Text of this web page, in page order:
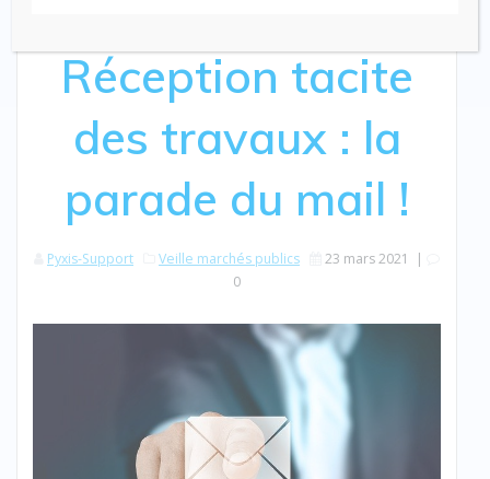
Réception tacite
des travaux : la
parade du mail !
Pyxis-Support Veille marchés publics 23 mars 2021
|
0